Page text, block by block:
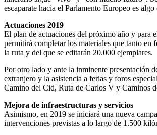
escaparate hacia el Parlamento Europeo es
Actuaciones 2019
El plan de actuaciones del próximo año y para
permitirá completar los materiales que tanto
la ruta y del que se editarán 20.000 ejemplares.
Por otro lado y ante la inminente presentación
extranjero y la asistencia a ferias y foros
Camino del Cid, Ruta de Carlos V y Caminos
Mejora de infraestructuras y servicios
Asimismo, en 2019 se iniciará una nueva
intervenciones previstas a lo largo de 1.500